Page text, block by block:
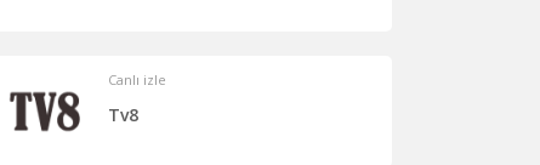
Canlı izle
Tv8